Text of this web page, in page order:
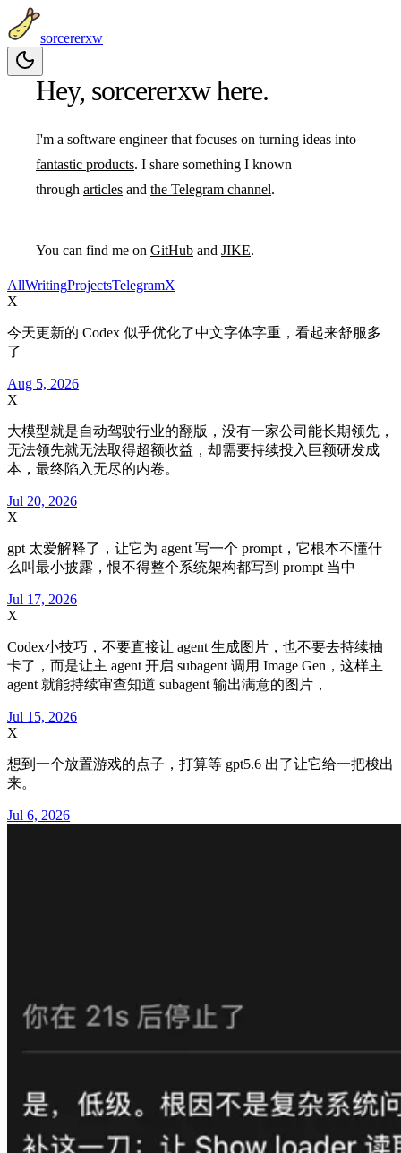
sorcererxw
Hey, sorcererxw here.
I'm a software engineer that focuses on turning ideas into
fantastic products. I share something I known
through articles and the Telegram channel.
You can find me on GitHub and JIKE.
AllWritingProjectsTelegramX
X
今天更新的 Codex 似乎优化了中文字体字重，看起来舒服多
了
Aug 5, 2026
X
大模型就是自动驾驶行业的翻版，没有一家公司能长期领先，
无法领先就无法取得超额收益，却需要持续投入巨额研发成
本，最终陷入无尽的内卷。
Jul 20, 2026
X
gpt 太爱解释了，让它为 agent 写一个 prompt，它根本不懂什
么叫最小披露，恨不得整个系统架构都写到 prompt 当中
Jul 17, 2026
X
Codex小技巧，不要直接让 agent 生成图片，也不要去持续抽
卡了，而是让主 agent 开启 subagent 调用 Image Gen，这样主
agent 就能持续审查知道 subagent 输出满意的图片，
Jul 15, 2026
X
想到一个放置游戏的点子，打算等 gpt5.6 出了让它给一把梭出
来。
Jul 6, 2026